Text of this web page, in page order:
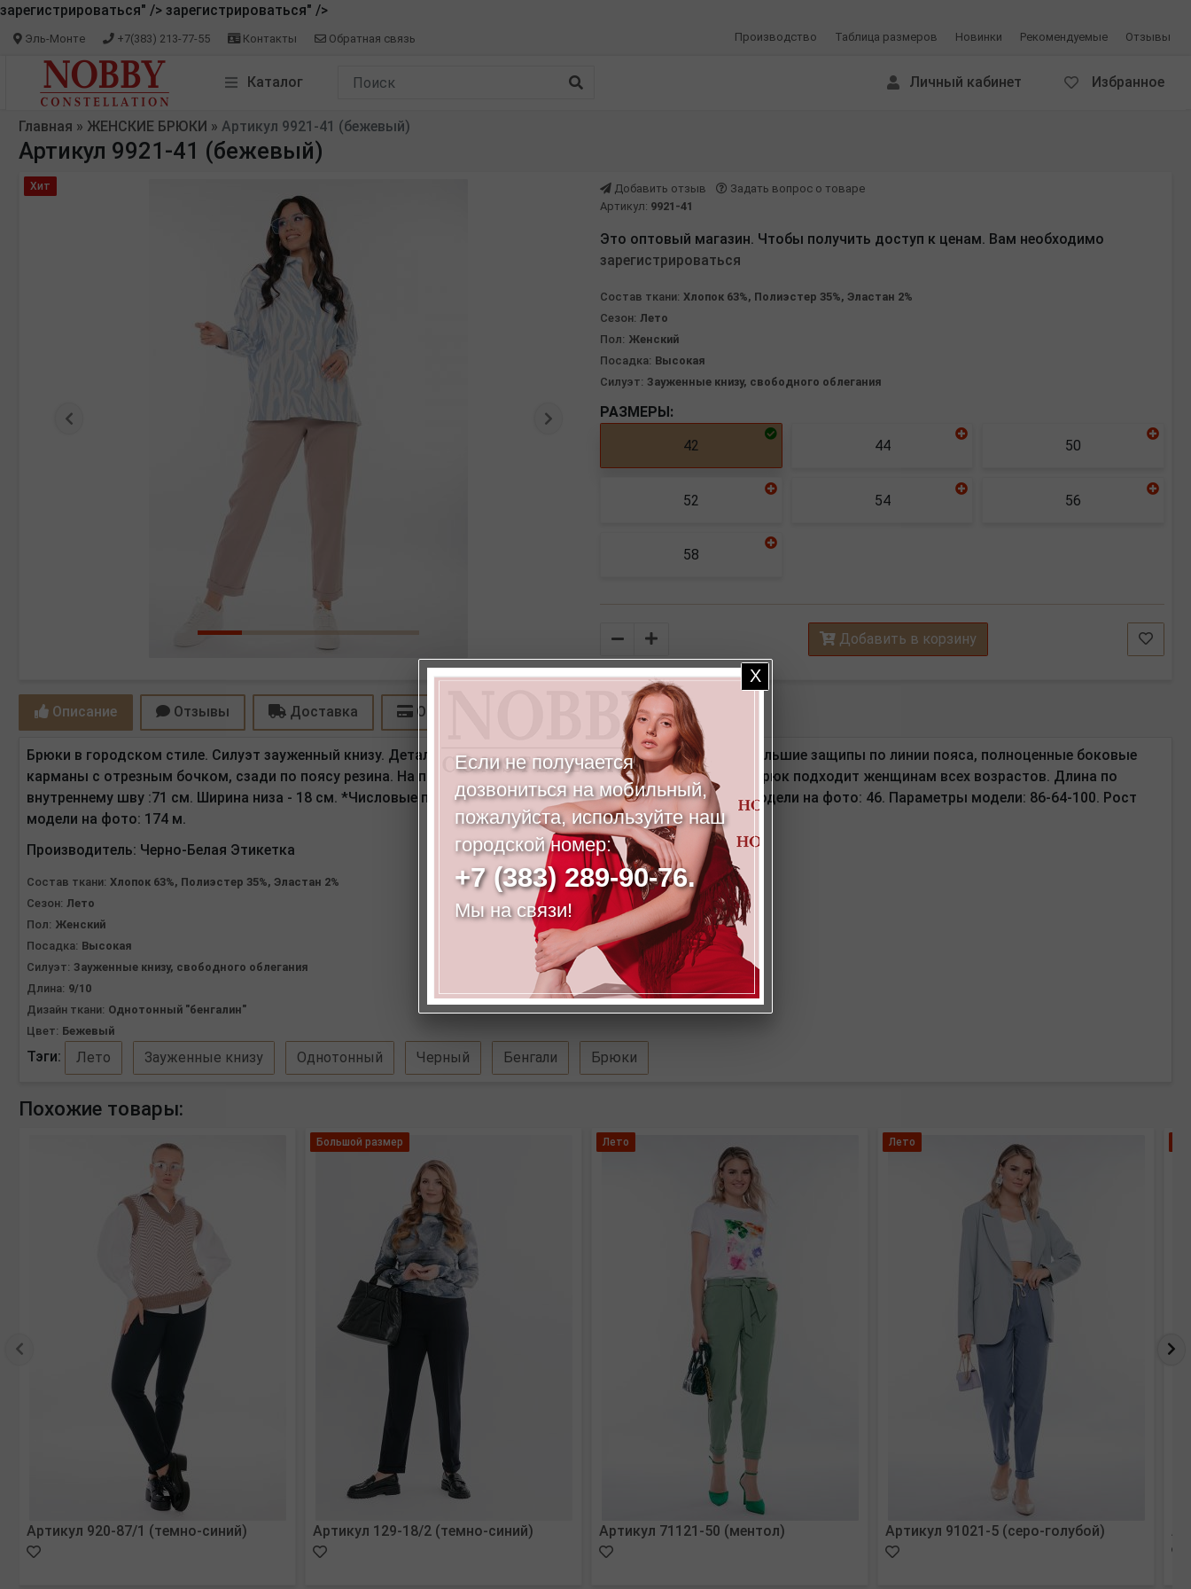
зарегистрироваться" /> зарегистрироваться" />
Производство Таблица размеров Новинки Рекомендуемые Отзывы
Эль-Монте +7(383) 213-77-55 Контакты Обратная связь
Каталог Избранное
Личный кабинет
Главная » ЖЕНСКИЕ БРЮКИ » Артикул 9921-41 (бежевый)
Артикул 9921-41 (бежевый)
Хит
Предыдущая Следующая
Добавить отзыв
Задать вопрос о товаре
Артикул: 9921-41
Это оптовый магазин. Чтобы получить доступ к ценам. Вам необходимо
зарегистрироваться
Состав ткани: Хлопок 63%, Полиэстер 35%, Эластан 2%
Сезон: Лето
Пол: Женский
Посадка: Высокая
Силуэт: Зауженные книзу, свободного облегания
РАЗМЕРЫ:
42 44 50
52 54 56
58
Количество Добавить в корзину
Описание Отзывы Доставка Оплата
Брюки в городском стиле. Силуэт зауженный книзу. Детали: спереди застежка на молнию и пуговицу, небольшие защипы по линии пояса, полноценные боковые
карманы с отрезным бочком, сзади по поясу резина. На поясе шлевки. По линии низа отвороты. Модель брюк подходит женщинам всех возрастов. Длина по
внутреннему шву :71 см. Ширина низа - 18 см. *Числовые параметры соответствуют размеру 42. Размер модели на фото: 46. Параметры модели: 86-64-100. Рост
модели на фото: 174 м.
Производитель: Черно-Белая Этикетка
Состав ткани: Хлопок 63%, Полиэстер 35%, Эластан 2%
Сезон: Лето
Пол: Женский
Посадка: Высокая
Силуэт: Зауженные книзу, свободного облегания
Длина: 9/10
Дизайн ткани: Однотонный "бенгалин"
Цвет: Бежевый
Тэги: Лето Зауженные книзу Однотонный Черный Бенгали Брюки
Похожие товары:
Артикул 920-87/1 (темно-синий)
Большой размер
Артикул 129-18/2 (темно-синий)
Лето
Артикул 71121-50 (ментол)
Лето
Артикул 91021-5 (серо-голубой)
Если не получается
дозвониться на мобильный,
пожалуйста, используйте наш
городской номер:
+7 (383) 289-90-76.
Мы на связи!